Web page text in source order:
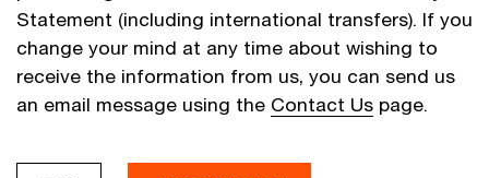
Statement (including international transfers). If you
change your mind at any time about wishing to
receive the information from us, you can send us
an email message using the Contact Us page.